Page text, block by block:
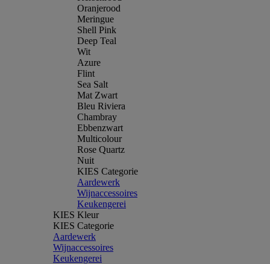
Oranjerood
Meringue
Shell Pink
Deep Teal
Wit
Azure
Flint
Sea Salt
Mat Zwart
Bleu Riviera
Chambray
Ebbenzwart
Multicolour
Rose Quartz
Nuit
KIES Categorie
Aardewerk
Wijnaccessoires
Keukengerei
KIES Kleur
KIES Categorie
Aardewerk
Wijnaccessoires
Keukengerei